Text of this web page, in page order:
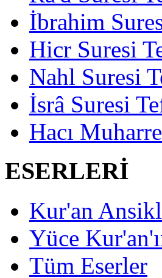
İbrahim
Hicr Suresi
Nahl Suresi
İsrâ Suresi
Hacı
ESERLERİ
Kur'an
Yüce
Tüm Eserler